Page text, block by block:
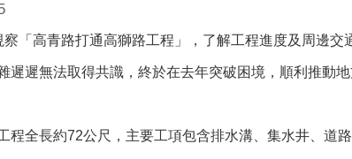
「高青路打通高獅路工程」，了解工程進度及周邊
遲遲無法取得共識，終於在去年突破困境，順利推
程全長約72公尺，主要工項包含排水溝、集水井、